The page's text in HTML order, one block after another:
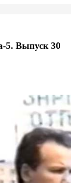
5. Выпуск 30